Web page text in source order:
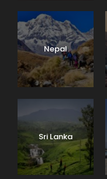
Nepal
Sri Lanka